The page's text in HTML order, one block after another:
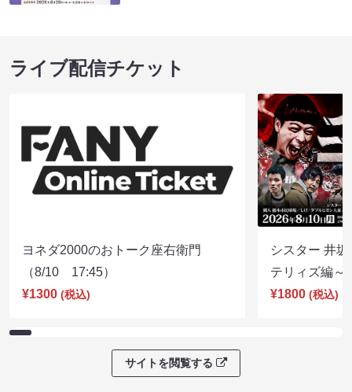
ライブ配信チケット
ヨネダ2000のおトーク座右衛門
（8/10 17:45）
¥1300 (税込)
シスター 井
テリィズ編
¥1800 (税込)
サイトを閲覧する